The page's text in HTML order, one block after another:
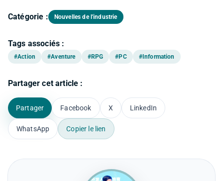
Catégorie : Nouvelles de l'industrie
Tags associés :
#Action #Aventure #RPG #PC #Information
Partager cet article :
Partager Facebook X LinkedIn
WhatsApp Copier le lien